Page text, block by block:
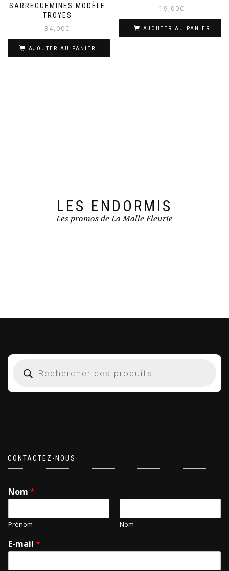
SARREGUEMINES MODÈLE
TROYES
34,00€
AJOUTER AU PANIER
19,00€
AJOUTER AU PANIER
LES ENDORMIS
Les promos de La Malle Fleurie
CONTACTEZ-NOUS
Nom *
Prénom Nom
E-mail *